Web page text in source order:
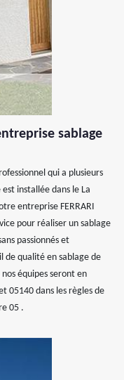
sablage
qui a plusieurs
installée dans le La
entreprise FERRARI
pour réaliser un sablage
passionnés et
de qualité en sablage de
équipes seront en
05140 dans les règles de
05 .